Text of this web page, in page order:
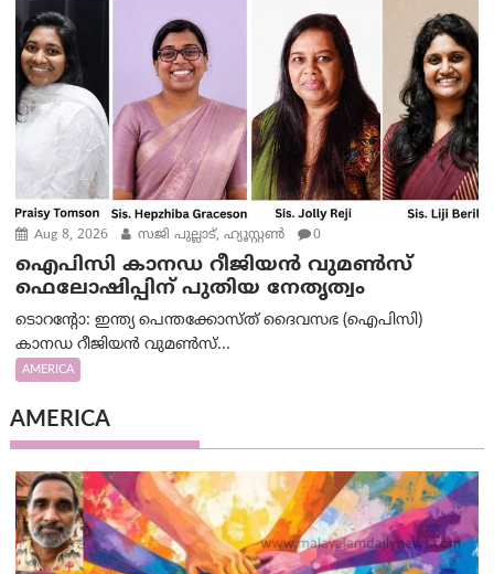
Aug 8, 2026 സജി പുല്ലാട്, ഹ്യൂസ്റ്റൺ 0
ഐപിസി കാനഡ റീജിയൻ വുമൺസ്
ഫെലോഷിപ്പിന് പുതിയ നേതൃത്വം
ടൊറന്റോ: ഇന്ത്യ പെന്തക്കോസ്ത് ദൈവസഭ (ഐപിസി)
കാനഡ റീജിയൻ വുമൺസ്...
AMERICA
AMERICA